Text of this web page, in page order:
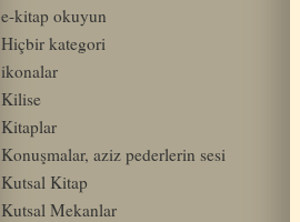
e-kitap okuyun
Hiçbir kategori
ikonalar
Kilise
Kitaplar
Konuşmalar, aziz pederlerin sesi
Kutsal Kitap
Kutsal Mekanlar